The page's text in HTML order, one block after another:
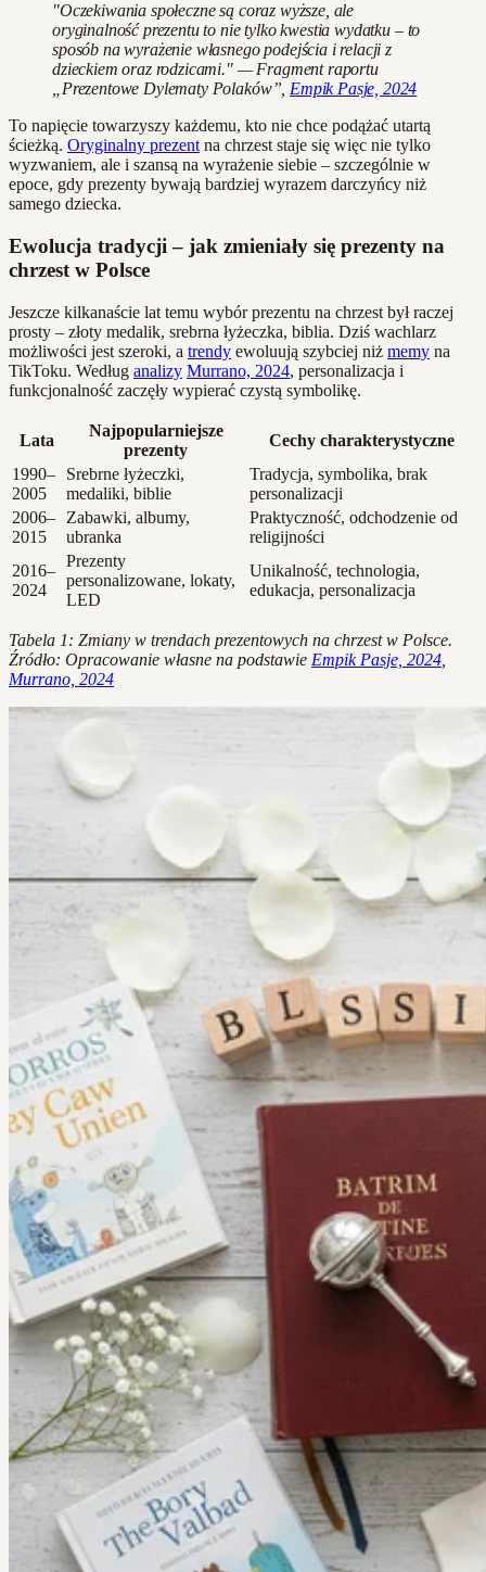
"Oczekiwania społeczne są coraz wyższe, ale
oryginalność prezentu to nie tylko kwestia wydatku – to
sposób na wyrażenie własnego podejścia i relacji z
dzieckiem oraz rodzicami." — Fragment raportu
„Prezentowe Dylematy Polaków”, Empik Pasje, 2024
To napięcie towarzyszy każdemu, kto nie chce podążać utartą
ścieżką. Oryginalny prezent na chrzest staje się więc nie tylko
wyzwaniem, ale i szansą na wyrażenie siebie – szczególnie w
epoce, gdy prezenty bywają bardziej wyrazem darczyńcy niż
samego dziecka.
Ewolucja tradycji – jak zmieniały się prezenty na
chrzest w Polsce
Jeszcze kilkanaście lat temu wybór prezentu na chrzest był raczej
prosty – złoty medalik, srebrna łyżeczka, biblia. Dziś wachlarz
możliwości jest szeroki, a trendy ewoluują szybciej niż memy na
TikToku. Według analizy Murrano, 2024, personalizacja i
funkcjonalność zaczęły wypierać czystą symbolikę.
Lata
Najpopularniejsze
prezenty
Cechy charakterystyczne
1990–
2005
Srebrne łyżeczki,
medaliki, biblie
Tradycja, symbolika, brak
personalizacji
2006–
2015
Zabawki, albumy,
ubranka
Praktyczność, odchodzenie od
religijności
2016–
2024
Prezenty
personalizowane, lokaty,
LED
Unikalność, technologia,
edukacja, personalizacja
Tabela 1: Zmiany w trendach prezentowych na chrzest w Polsce.
Źródło: Opracowanie własne na podstawie Empik Pasje, 2024
Murrano, 2024